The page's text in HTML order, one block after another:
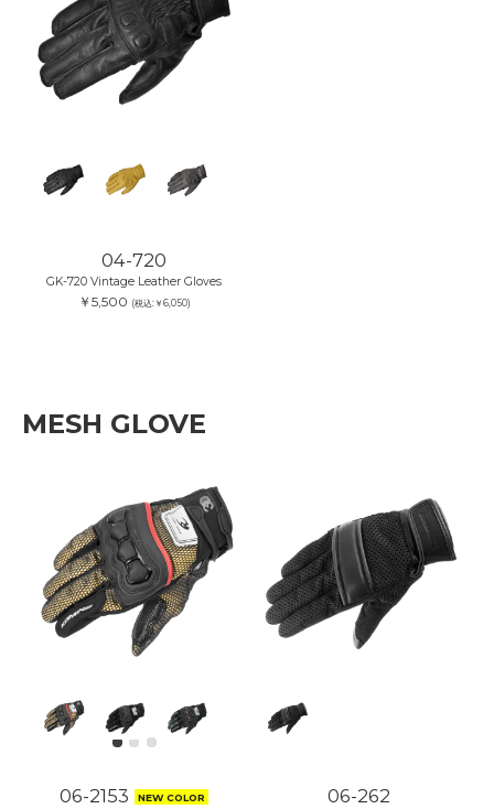
04-720
GK-720 Vintage Leather Gloves
￥5,500 (税込:￥6,050)
MESH GLOVE
06-2153 NEW COLOR 06-262